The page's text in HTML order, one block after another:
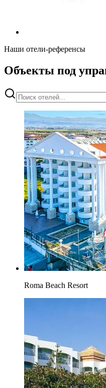
Наши отели-референсы
Объекты под
Roma Beach Resort